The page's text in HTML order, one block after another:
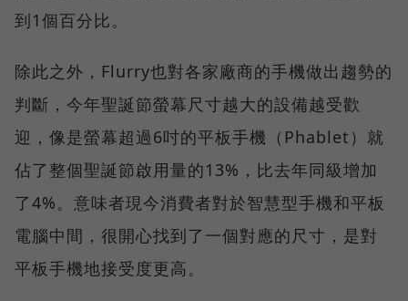
到1個百分比。
除此之外，Flurry也對各家廠商的手機做出趨勢的
判斷，今年聖誕節螢幕尺寸越大的設備越受歡
迎，像是螢幕超過6吋的平板手機（Phablet）就
佔了整個聖誕節啟用量的13%，比去年同級增加
了4%。意味者現今消費者對於智慧型手機和平板
電腦中間，很開心找到了一個對應的尺寸，是對
平板手機地接受度更高。